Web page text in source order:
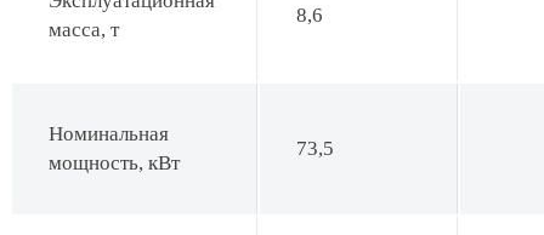
масса, т
8,6
Номинальная
мощность, кВт
73,5